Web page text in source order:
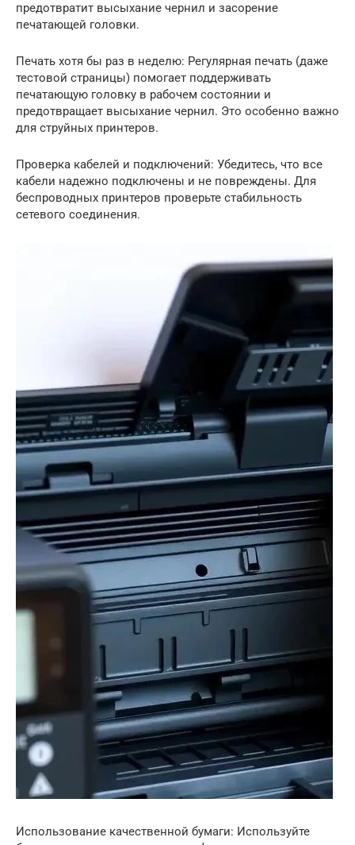
предотвратит высыхание чернил и засорение
печатающей головки.
Печать хотя бы раз в неделю: Регулярная печать (даже
тестовой страницы) помогает поддерживать
печатающую головку в рабочем состоянии и
предотвращает высыхание чернил. Это особенно важно
для струйных принтеров.
Проверка кабелей и подключений: Убедитесь, что все
кабели надежно подключены и не повреждены. Для
беспроводных принтеров проверьте стабильность
сетевого соединения.
Использование качественной бумаги: Используйте